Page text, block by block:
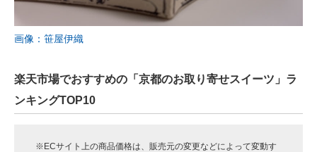
画像：笹屋伊織
楽天市場でおすすめの「京都のお取り寄せスイーツ」ラ
ンキングTOP10
※ECサイト上の商品価格は、販売元の変更などによって変動す